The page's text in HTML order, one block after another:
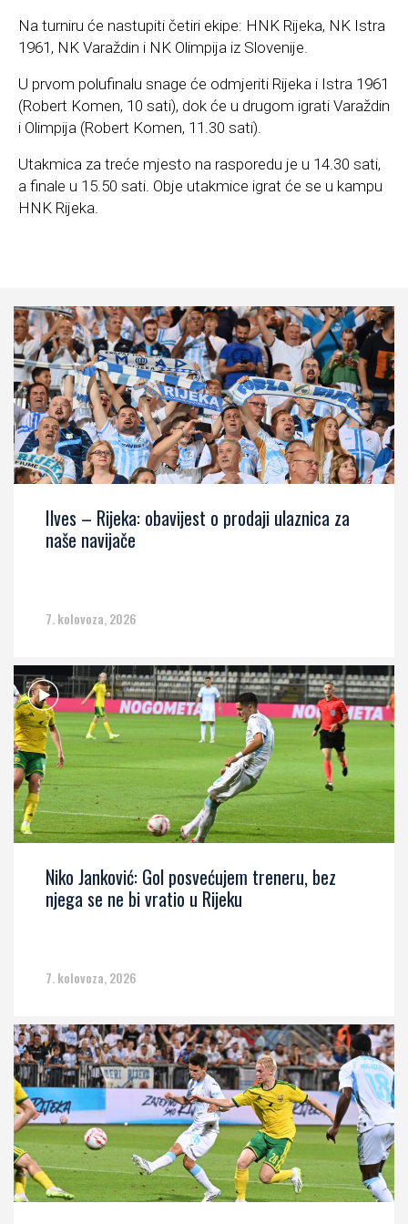
Na turniru će nastupiti četiri ekipe: HNK Rijeka, NK Istra
1961, NK Varaždin i NK Olimpija iz Slovenije.
U prvom polufinalu snage će odmjeriti Rijeka i Istra 1961
(Robert Komen, 10 sati), dok će u drugom igrati Varaždin
i Olimpija (Robert Komen, 11.30 sati).
Utakmica za treće mjesto na rasporedu je u 14.30 sati,
a finale u 15.50 sati. Obje utakmice igrat će se u kampu
HNK Rijeka.
Ilves – Rijeka: obavijest o prodaji ulaznica za
naše navijače
7. kolovoza, 2026
Niko Janković: Gol posvećujem treneru, bez
njega se ne bi vratio u Rijeku
7. kolovoza, 2026